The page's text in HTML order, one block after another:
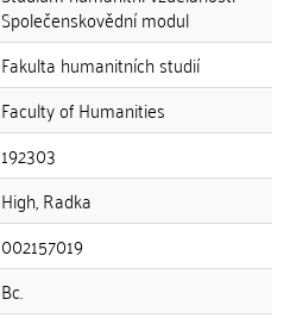
Společenskovědní modul
Fakulta humanitních studií
Faculty of Humanities
192303
High, Radka
002157019
Bc.